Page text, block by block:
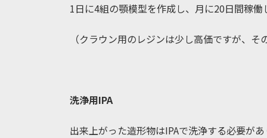
1日に4組の顎模型を作成し、月に20日間稼
（クラウン用のレジンは少し高価ですが、
洗浄用IPA
出来上がった造形物はIPAで洗浄する必要が